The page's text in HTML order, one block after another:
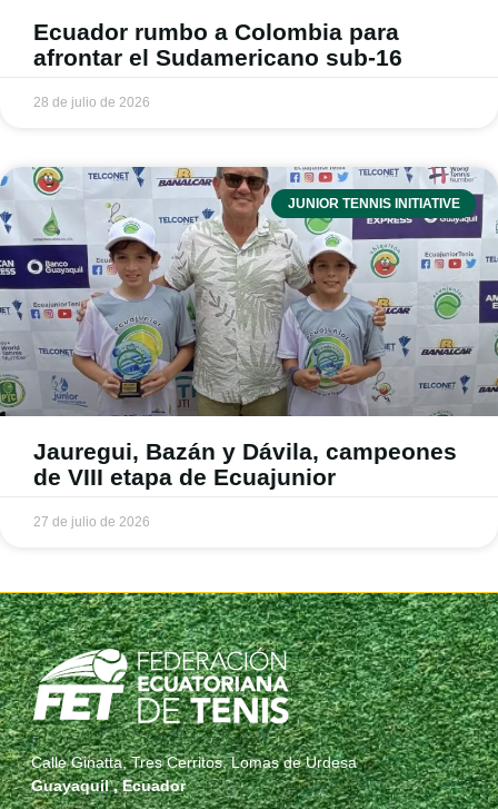
Ecuador rumbo a Colombia para
afrontar el Sudamericano sub-16
28 de julio de 2026
JUNIOR TENNIS INITIATIVE
Jauregui, Bazán y Dávila, campeones
de VIII etapa de Ecuajunior
27 de julio de 2026
Calle Ginatta, Tres Cerritos, Lomas de Urdesa
Guayaquil , Ecuador